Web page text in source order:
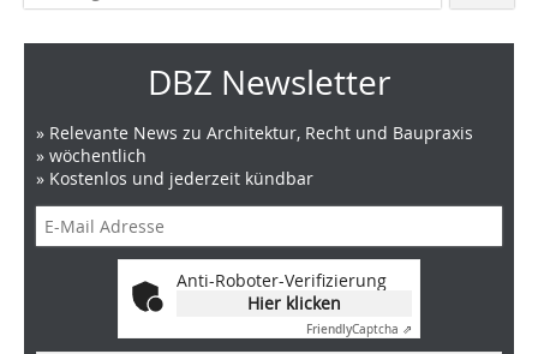
DBZ Newsletter
» Relevante News zu Architektur, Recht und Baupraxis
» wöchentlich
» Kostenlos und jederzeit kündbar
Anti-Roboter-Verifizierung
Hier klicken
FriendlyCaptcha ⇗